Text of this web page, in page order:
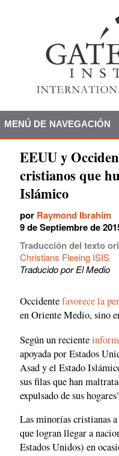
MENÚ DE NAVEGACIÓN
EEUU y
cristianos que
Islámico
por Raymond Ibrahim
9 de Septiembre de
Traducción del texto
Christians Fleeing ISIS
Traducido por El Medio
Occidentefavorece la
en Oriente Medio, sino
Según un reciente
apoyada por Estados
Asad y el Estado
sus filas que han
expulsado de sus
Las minorías cristianas a
que logran llegar a
Estados Unidos) en